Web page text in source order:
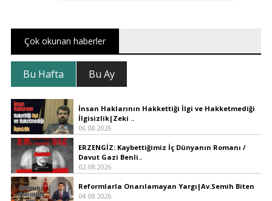
Çok okunan haberler
Bu Hafta Bu Ay
İnsan Haklarının Hakkettiği İlgi ve Hakketmediği
İlgisizlik|Zeki ..
06.08.2026
ERZENGİZ: Kaybettiğimiz İç Dünyanın Romanı /
Davut Gazi Benli..
02.08.2026
Reformlarla Onarılamayan Yargı|Av.Semih Biten
04.08.2026